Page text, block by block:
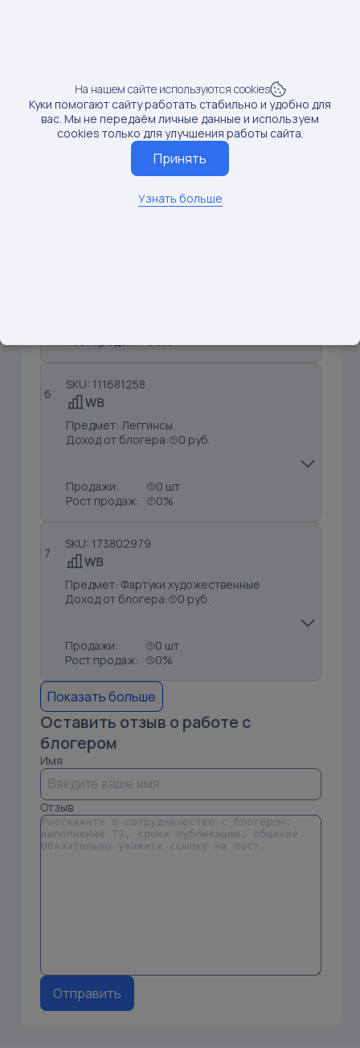
Предмет: Постеры
Доход от блогера:
312 руб.
0 шт
Рост продаж:
0%
6
SKU: 111681258
Предмет: Леггинсы
Доход от блогера:
0 руб.
Продажи:
0 шт
Рост продаж:
0%
7
SKU: 173802979
Предмет: Фартуки художественные
Доход от блогера:
0 руб.
Продажи:
0 шт
Рост продаж:
0%
Показать больше
Оставить отзыв о работе с
блогером
Имя
Отзыв
Отправить
На нашем сайте используются cookies
Куки помогают сайту работать стабильно и удобно для
вас. Мы не передаём личные данные и используем
cookies только для улучшения работы сайта.
Принять
Узнать больше